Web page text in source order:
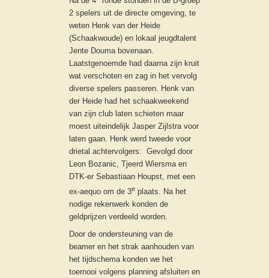
2 spelers uit de directe omgeving, te
weten Henk van der Heide
(Schaakwoude) en lokaal jeugdtalent
Jente Douma bovenaan.
Laatstgenoemde had daarna zijn kruit
wat verschoten en zag in het vervolg
diverse spelers passeren. Henk van
der Heide had het schaakweekend
van zijn club laten schieten maar
moest uiteindelijk Jasper Zijlstra voor
laten gaan. Henk werd tweede voor
drietal achtervolgers: Gevolgd door
Leon Bozanic, Tjeerd Wiersma en
DTK-er Sebastiaan Houpst, met een
ex-aequo om de 3eplaats. Na het
nodige rekenwerk konden de
geldprijzen verdeeld worden.
Door de ondersteuning van de
beamer en het strak aanhouden van
het tijdschema konden we het
toernooi volgens planning afsluiten en